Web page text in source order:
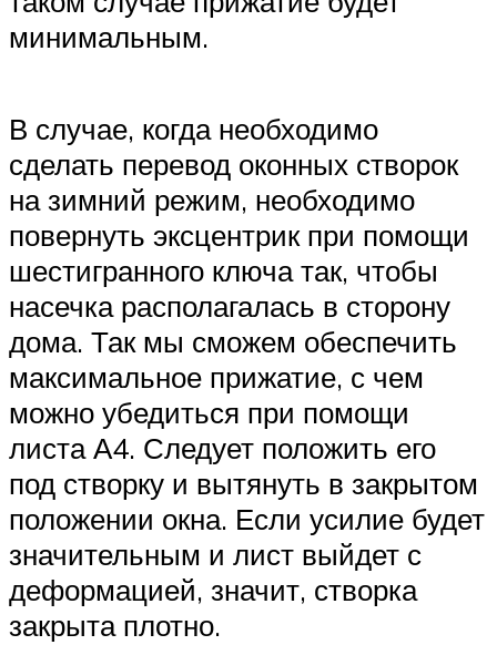
минимальным.
В случае, когда необходимо
сделать перевод оконных створок
на зимний режим, необходимо
повернуть эксцентрик при помощи
шестигранного ключа так, чтобы
насечка располагалась в сторону
дома. Так мы сможем обеспечить
максимальное прижатие, с чем
можно убедиться при помощи
листа А4. Следует положить его
под створку и вытянуть в закрытом
положении окна. Если усилие будет
значительным и лист выйдет с
деформацией, значит, створка
закрыта плотно.